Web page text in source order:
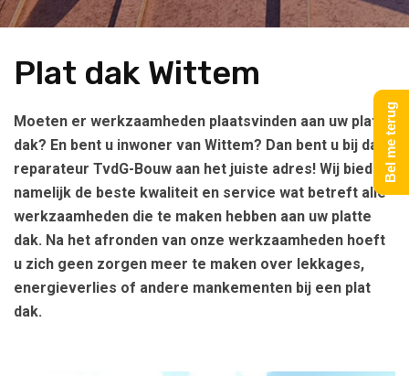
Plat dak Wittem
Moeten er werkzaamheden plaatsvinden aan uw platte
dak? En bent u inwoner van Wittem? Dan bent u bij dak
reparateur TvdG-Bouw aan het juiste adres! Wij bieden
namelijk de beste kwaliteit en service wat betreft alle
werkzaamheden die te maken hebben aan uw platte
dak. Na het afronden van onze werkzaamheden hoeft
u zich geen zorgen meer te maken over lekkages,
energieverlies of andere mankementen bij een plat
dak.
Bel me terug